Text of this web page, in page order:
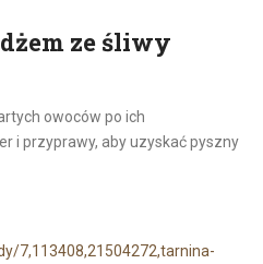
ze śliwy
owoców po ich
i przyprawy, aby uzyskać pyszny
7,113408,21504272,tarnina-